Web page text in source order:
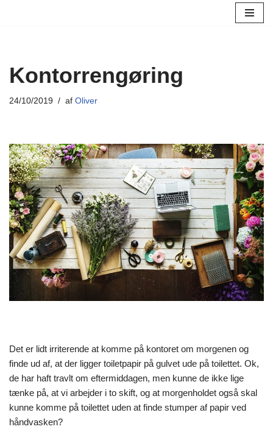
Kontorrengøring
24/10/2019 af Oliver
Det er lidt irriterende at komme på kontoret om morgenen og
finde ud af, at der ligger toiletpapir på gulvet ude på toilettet. Ok,
de har haft travlt om eftermiddagen, men kunne de ikke lige
tænke på, at vi arbejder i to skift, og at morgenholdet også skal
kunne komme på toilettet uden at finde stumper af papir ved
håndvasken?